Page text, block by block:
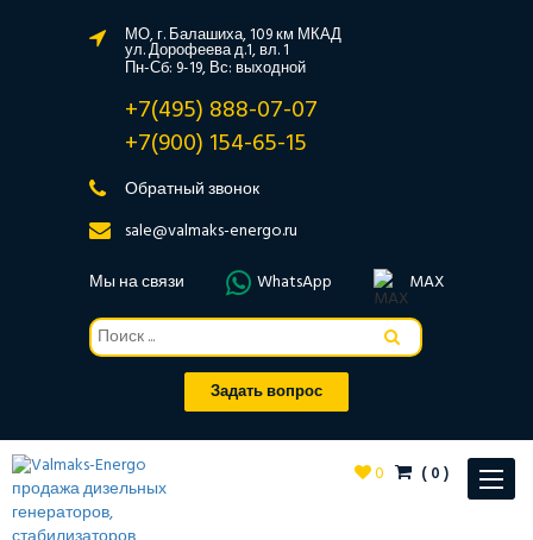
МО, г. Балашиха, 109 км МКАД
ул. Дорофеева д.1, вл. 1
Пн-Сб: 9-19, Вс: выходной
+7(495) 888-07-07
+7(900) 154-65-15
Обратный звонок
sale@valmaks-energo.ru
Мы на связи
WhatsApp MAX
Задать вопрос
Toggle
0 (0)